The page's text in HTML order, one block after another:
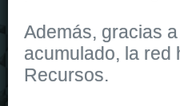
Además, gracias
acumulado, la red
Recursos.